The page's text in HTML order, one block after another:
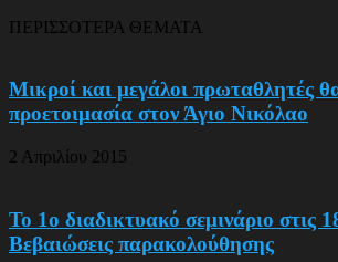
ΠΕΡΙΣΣΟΤΕΡΑ ΘΕΜΑΤΑ
Μικροί και μεγάλοι πρωταθλητές
προετοιμασία στον Άγιο Νικόλαο
2 Απριλίου 2015
Το 1ο διαδικτυακό σεμινάριο στις
Βεβαιώσεις παρακολούθησης